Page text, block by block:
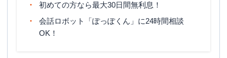
初めての方なら最大30日間無利息！
会話ロボット「ぽっぽくん」に24時間相談
OK！